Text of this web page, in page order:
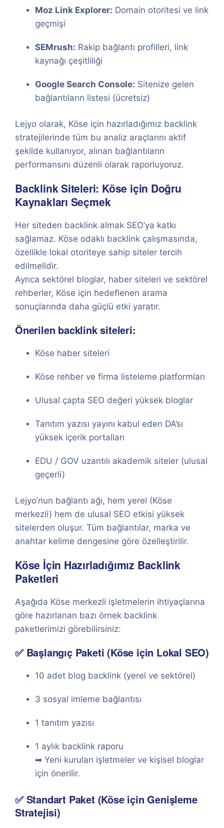
Moz Link Explorer: Domain otoritesi ve link
geçmişi
SEMrush: Rakip bağlantı profilleri, link
kaynağı çeşitliliği
Google Search Console: Sitenize gelen
bağlantıların listesi (ücretsiz)
Lejyo olarak, Köse için hazırladığımız backlink
stratejilerinde tüm bu analiz araçlarını aktif
şekilde kullanıyor, alınan bağlantıların
performansını düzenli olarak raporluyoruz.
Backlink Siteleri: Köse için Doğru
Kaynakları Seçmek
Her siteden backlink almak SEO’ya katkı
sağlamaz. Köse odaklı backlink çalışmasında,
özellikle lokal otoriteye sahip siteler tercih
edilmelidir.
Ayrıca sektörel bloglar, haber siteleri ve sektörel
rehberler, Köse için hedeflenen arama
sonuçlarında daha güçlü etki yaratır.
Önerilen backlink siteleri:
Köse haber siteleri
Köse rehber ve firma listeleme platformları
Ulusal çapta SEO değeri yüksek bloglar
Tanıtım yazısı yayını kabul eden DA’sı
yüksek içerik portalları
EDU / GOV uzantılı akademik siteler (ulusal
geçerli)
Lejyo’nun bağlantı ağı, hem yerel (Köse
merkezli) hem de ulusal SEO etkisi yüksek
sitelerden oluşur. Tüm bağlantılar, marka ve
anahtar kelime dengesine göre özelleştirilir.
Köse İçin Hazırladığımız Backlink
Paketleri
Aşağıda Köse merkezli işletmelerin ihtiyaçlarına
göre hazırlanan bazı örnek backlink
paketlerimizi görebilirsiniz:
✅ Başlangıç Paketi (Köse için Lokal SEO)
10 adet blog backlink (yerel ve sektörel)
3 sosyal imleme bağlantısı
1 tanıtım yazısı
1 aylık backlink raporu
➡ Yeni kurulan işletmeler ve kişisel bloglar
için önerilir.
✅ Standart Paket (Köse için Genişleme
Stratejisi)